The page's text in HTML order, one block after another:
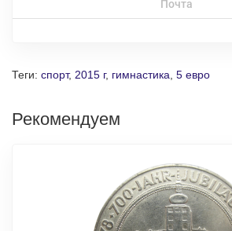
Почта
Теги: спорт, 2015 г, гимнастика 5 евро
Рекомендуем